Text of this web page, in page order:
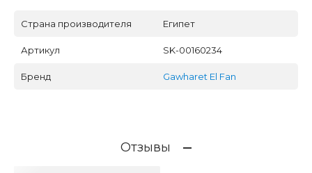
Страна производителя Египет
Артикул SK-00160234
Бренд Gawharet El Fan
Отзывы